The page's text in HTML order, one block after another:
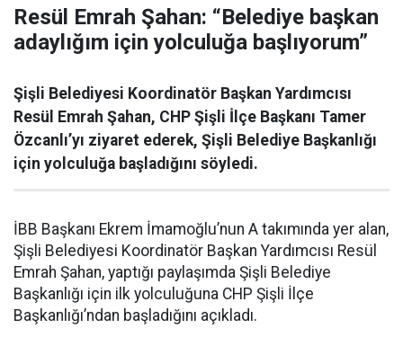
Resül Emrah Şahan: “Belediye başkan
adaylığım için yolculuğa başlıyorum”
Şişli Belediyesi Koordinatör Başkan Yardımcısı
Resül Emrah Şahan, CHP Şişli İlçe Başkanı Tamer
Özcanlı’yı ziyaret ederek, Şişli Belediye Başkanlığı
için yolculuğa başladığını söyledi.
İBB Başkanı Ekrem İmamoğlu’nun A takımında yer alan,
Şişli Belediyesi Koordinatör Başkan Yardımcısı Resül
Emrah Şahan, yaptığı paylaşımda Şişli Belediye
Başkanlığı için ilk yolculuğuna CHP Şişli İlçe
Başkanlığı’ndan başladığını açıkladı.